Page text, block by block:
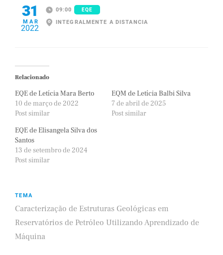
31
MAR
2022
09:00 EQE
INTEGRALMENTE A DISTANCIA
Relacionado
EQE de Letícia Mara Berto
10 de março de 2022
Post similar
EQM de Letícia Balbi Silva
7 de abril de 2025
Post similar
EQE de Elisangela Silva dos
Santos
13 de setembro de 2024
Post similar
TEMA
Caracterização de Estruturas Geológicas em
Reservatórios de Petróleo Utilizando Aprendizado de
Máquina